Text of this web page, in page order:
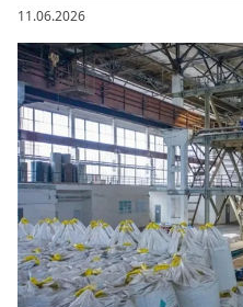
11.06.2026